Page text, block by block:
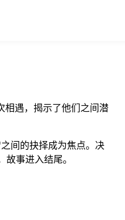
相遇，揭示了他们之间潜
间的抉择成为焦点。决
事进入结尾。